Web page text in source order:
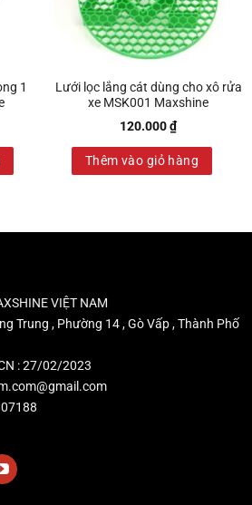
1
Lưới lọc lắng cát dùng cho xô rửa
xe MSK001 Maxshine
120.000₫
Thêm vào giỏ hàng
VIỆT NAM
Trung , Phường 14 , Gò Vấp , Thành Phố
: 27/02/2023